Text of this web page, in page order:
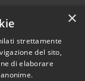
2026 • Comune di
• Powered by
•Accesso
×
strettamente
del sito,
di elaborare